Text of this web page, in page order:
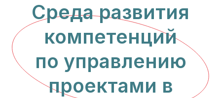
Среда развития
компетенций
по управлению
проектами в